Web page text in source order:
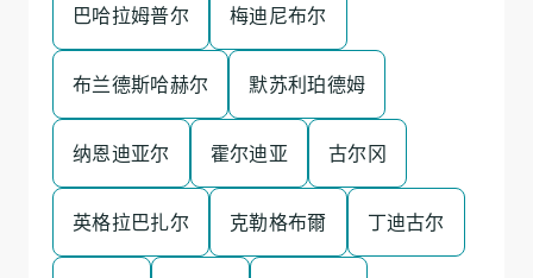
巴哈拉姆普尔 梅迪尼布尔
布兰德斯哈赫尔 默苏利珀德姆
纳恩迪亚尔 霍尔迪亚 古尔冈
英格拉巴扎尔 克勒格布爾 丁迪古尔